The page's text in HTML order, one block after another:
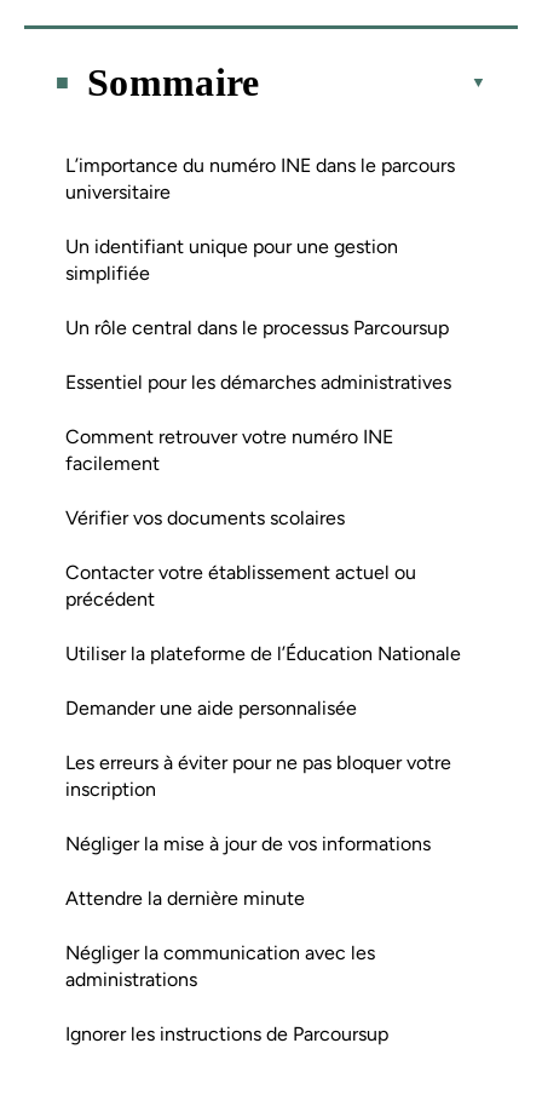
Sommaire
L’importance du numéro INE dans le parcours
universitaire
Un identifiant unique pour une gestion
simplifiée
Un rôle central dans le processus Parcoursup
Essentiel pour les démarches administratives
Comment retrouver votre numéro INE
facilement
Vérifier vos documents scolaires
Contacter votre établissement actuel ou
précédent
Utiliser la plateforme de l’Éducation Nationale
Demander une aide personnalisée
Les erreurs à éviter pour ne pas bloquer votre
inscription
Négliger la mise à jour de vos informations
Attendre la dernière minute
Négliger la communication avec les
administrations
Ignorer les instructions de Parcoursup